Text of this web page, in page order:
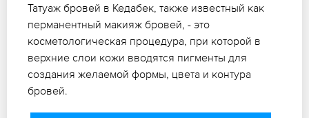
Татуаж бровей в Кедабек, также известный как
перманентный макияж бровей, - это
косметологическая процедура, при которой в
верхние слои кожи вводятся пигменты для
создания желаемой формы, цвета и контура
бровей.